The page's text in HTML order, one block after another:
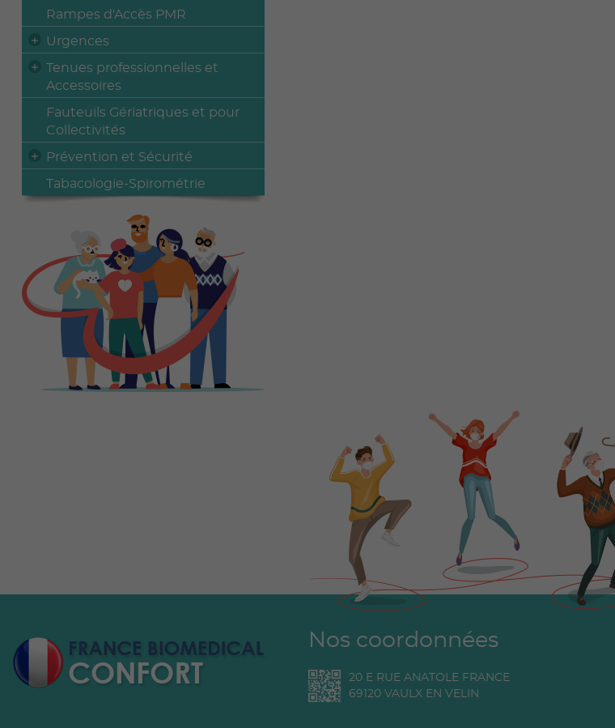
Rampes d'Accès PMR
Urgences
Tenues professionnelles et
Accessoires
Fauteuils Gériatriques et pour
Collectivités
Prévention et Sécurité
Tabacologie-Spirométrie
Nos coordonnées
20 E RUE ANATOLE FRANCE
69120 VAULX EN VELIN